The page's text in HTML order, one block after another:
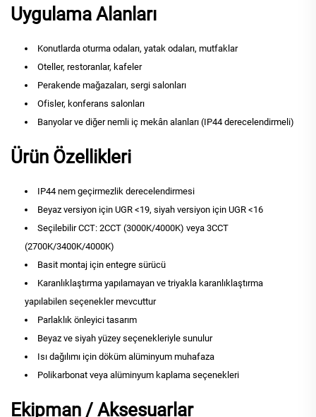
Uygulama Alanları
Konutlarda oturma odaları, yatak odaları, mutfaklar
Oteller, restoranlar, kafeler
Perakende mağazaları, sergi salonları
Ofisler, konferans salonları
Banyolar ve diğer nemli iç mekân alanları (IP44 derecelendirmeli)
Ürün Özellikleri
IP44 nem geçirmezlik derecelendirmesi
Beyaz versiyon için UGR <19, siyah versiyon için UGR <16
Seçilebilir CCT: 2CCT (3000K/4000K) veya 3CCT
(2700K/3400K/4000K)
Basit montaj için entegre sürücü
Karanlıklaştırma yapılamayan ve triyakla karanlıklaştırma
yapılabilen seçenekler mevcuttur
Parlaklık önleyici tasarım
Beyaz ve siyah yüzey seçenekleriyle sunulur
Isı dağılımı için döküm alüminyum muhafaza
Polikarbonat veya alüminyum kaplama seçenekleri
Ekipman / Aksesuarlar